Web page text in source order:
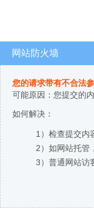
网站防火墙
您的请求带有不合法
可能原因：您提交的
如何解决：
1）检查提交内
2）如网站托管
3）普通网站访